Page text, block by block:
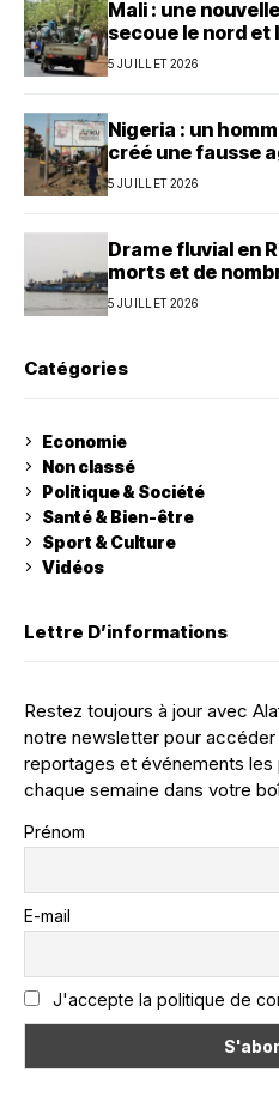
Mali : une
secoue le nord et
5 JUILLET 2026
Nigeria : un
créé une fausse
5 JUILLET 2026
Drame fluvial en
morts et de
5 JUILLET 2026
Catégories
Economie
Non classé
Politique & Société
Santé & Bien-être
Sport & Culture
Vidéos
Lettre D’informations
Restez toujours à jour avec
notre newsletter pour
reportages et événements les
chaque semaine dans votre
Prénom
E-mail
J'accepte la politique de